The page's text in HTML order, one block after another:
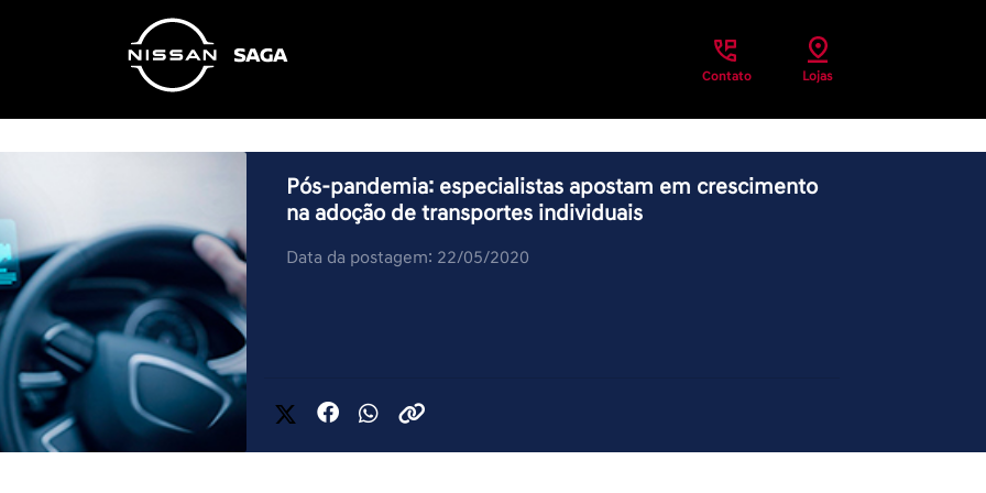
Contato Lojas
Pós-pandemia: especialistas apostam em crescimento
na adoção de transportes individuais
Data da postagem: 22/05/2020